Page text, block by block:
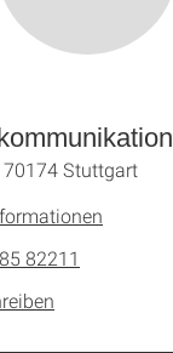
70174 Stuttgart
82211